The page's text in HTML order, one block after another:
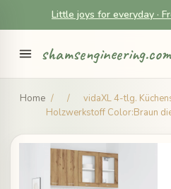
Little joys for everyday ·
shamsengineering.com
Home / /
vidaXL 4-tlg.
Holzwerkstoff Color:Braun